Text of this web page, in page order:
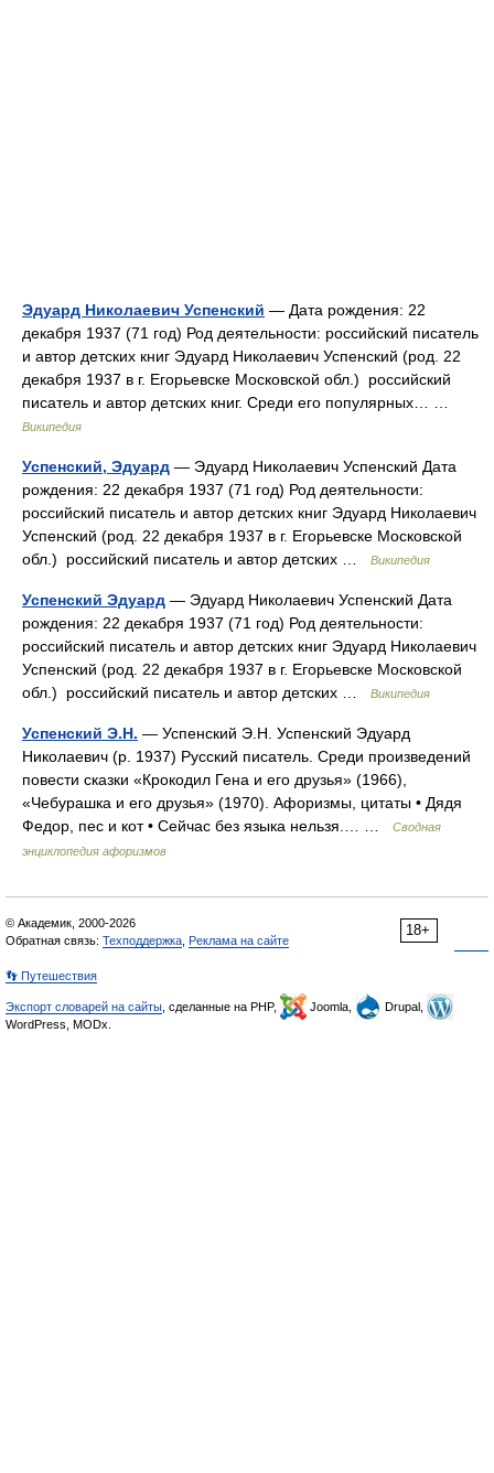
Эдуард Николаевич Успенский — Дата рождения: 22
декабря 1937 (71 год) Род деятельности: российский писатель
и автор детских книг Эдуард Николаевич Успенский (род. 22
декабря 1937 в г. Егорьевске Московской обл.) российский
писатель и автор детских книг. Среди его популярных… …
Википедия
Успенский, Эдуард — Эдуард Николаевич Успенский Дата
рождения: 22 декабря 1937 (71 год) Род деятельности:
российский писатель и автор детских книг Эдуард Николаевич
Успенский (род. 22 декабря 1937 в г. Егорьевске Московской
обл.) российский писатель и автор детских …
Википедия
Успенский Эдуард — Эдуард Николаевич Успенский Дата
рождения: 22 декабря 1937 (71 год) Род деятельности:
российский писатель и автор детских книг Эдуард Николаевич
Успенский (род. 22 декабря 1937 в г. Егорьевске Московской
обл.) российский писатель и автор детских …
Википедия
Успенский Э.Н. — Успенский Э.Н. Успенский Эдуард
Николаевич (р. 1937) Русский писатель. Среди произведений
повести сказки «Крокодил Гена и его друзья» (1966),
«Чебурашка и его друзья» (1970). Афоризмы, цитаты • Дядя
Федор, пес и кот • Сейчас без языка нельзя.… …
Сводная
энциклопедия афоризмов
18+
© Академик, 2000-2026
Обратная связь: Техподдержка Реклама на сайте
👣 Путешествия
Экспорт словарей на сайты , сделанные на PHP, Joomla,
Drupal,
WordPress, MODx.